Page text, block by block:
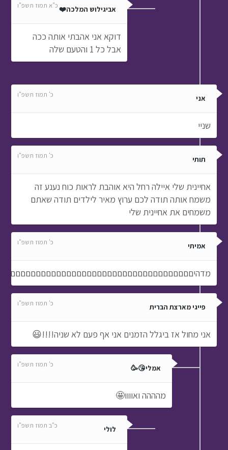
אביגילוש המלכה❤️כ"א תמוז תשפ"ו
דוקא אני אהבתי אותה ככה
אבל כל 1 והטעם שלה
אני כ' תמוז תשפ"ו
שניי
תותי כ' תמוז תשפ"ו
אחיינית שלי איילה רחל היא אוהבת לראות כוח נענע זה
משמח אותה תודה לכם ערוץ מאיר לילדים תודה שאתם
משמחים את אחיינית שלי
אמיתי כ' תמוז תשפ"ו
פייגי מארצת הברית כ' תמוז תשפ"ו
אני מחול אז ביגלל הזמנים אני אף פעם לא שניה!!!!😃
אמלי😘🥳 כ' תמוז תשפ"ו
מהההה ואוווו🤩
לולי כ"ב תמוז תשפ"ו